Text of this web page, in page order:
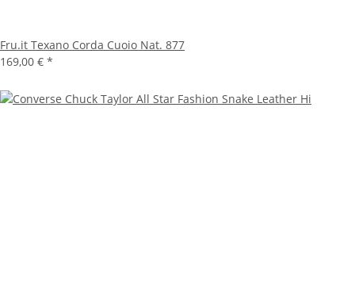
Fru.it Texano Corda Cuoio Nat. 877
169,00 € *